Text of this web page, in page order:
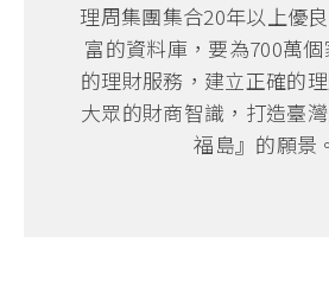
理周集團集合20年以上優
富的資料庫，要為700萬
的理財服務，建立正確的
大眾的財商智識，打造臺
福島』的願景。